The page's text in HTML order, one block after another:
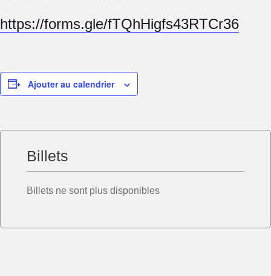
https://forms.gle/fTQhHigfs43RTCr36
Ajouter au calendrier
Billets
Billets ne sont plus disponibles